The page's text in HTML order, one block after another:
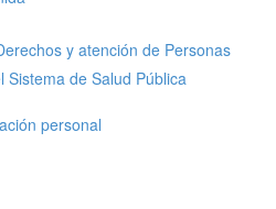
y atención de Personas
Sistema de Salud Pública
personal